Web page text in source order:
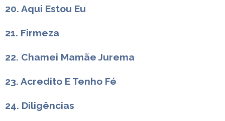
20. Aqui Estou Eu
21. Firmeza
22. Chamei Mamãe Jurema
23. Acredito E Tenho Fé
24. Diligências